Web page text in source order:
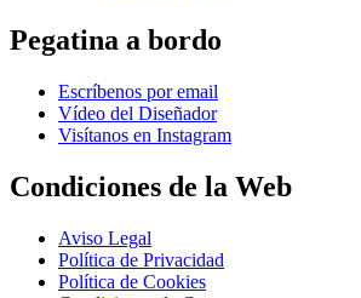
Pegatina a bordo
Escríbenos por email
Vídeo del Diseñador
Visítanos en Instagram
Condiciones de la Web
Aviso Legal
Política de Privacidad
Política de Cookies